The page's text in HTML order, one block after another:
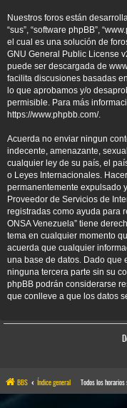
Nuestros foros están
“sus”, “software phpBB”,
el cual es una solución de
GNU General Public License
puede ser descargada de
facilita discusiones basadas
lo que aprobamos y/o
permisible. Para más
https://www.phpbb.com/.
Acuerda no enviar ningun
indecente, amenazante,
cualquier ley de su país, el
o Leyes Internacionales.
permanentemente expulsado
Proveedor de Servicios de
registradas como ayuda para
ONSA Venezuela” tiene
tema en cualquier momento
acuerda que cualquier
una base de datos. Dado que
ninguna tercera parte sin su
phpBB podrán considerarse
que conlleve a que los datos
BBS Índice general Todos los horarios